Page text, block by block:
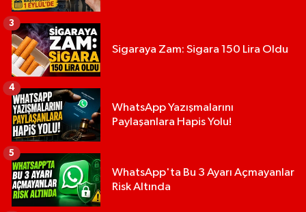
Sigaraya Zam: Sigara 150 Lira Oldu
3
WhatsApp Yazışmalarını
Paylaşanlara Hapis Yolu!
4
WhatsApp'ta Bu 3 Ayarı Açmayanlar
Risk Altında
5